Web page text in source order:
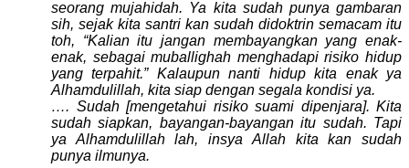
seorang mujahidah. Ya kita sudah punya gambaran
sih, sejak kita santri kan sudah didoktrin semacam itu
toh, “Kalian itu jangan membayangkan yang enak-
enak, sebagai muballighah menghadapi risiko hidup
yang terpahit.” Kalaupun nanti hidup kita enak ya
Alhamdulillah, kita siap dengan segala kondisi ya.
…. Sudah [mengetahui risiko suami dipenjara]. Kita
sudah siapkan, bayangan-bayangan itu sudah. Tapi
ya Alhamdulillah lah, insya Allah kita kan sudah
punya ilmunya.